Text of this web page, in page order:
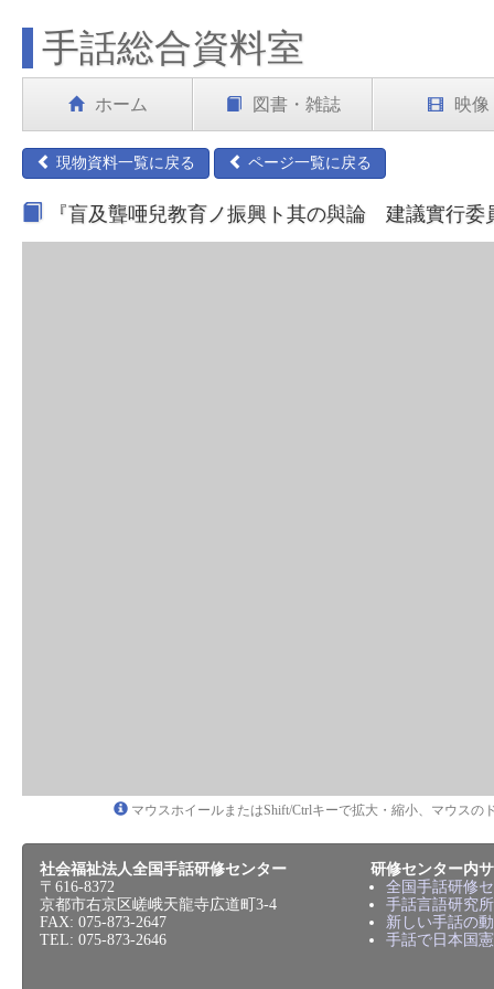
手話総合資料室
ホーム 図書・雑誌 映像
現物資料一覧に戻る ページ一覧に戻る
『盲及聾唖兒教育ノ振興ト其の與論 建議實行
マウスホイールまたはShift/Ctrlキーで拡大・縮小、マウスの
社会福祉法人全国手話研修センター
〒616-8372
京都市右京区嵯峨天龍寺広道町3-4
FAX: 075-873-2647
TEL: 075-873-2646
研修センター内
全国手話研修
手話言語研究所
新しい手話の
手話で日本国